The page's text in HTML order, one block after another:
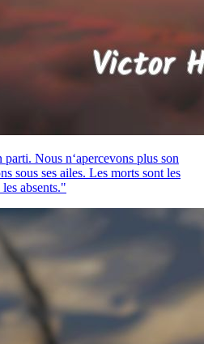
Nous n‘apercevons plus son
sous ses ailes. Les morts sont les
absents."